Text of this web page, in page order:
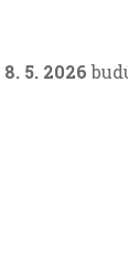
8. 5. 2026